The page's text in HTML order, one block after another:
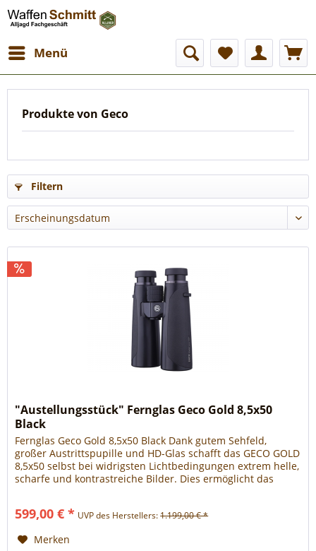
Menü
Produkte von Geco
Filtern
"Austellungsstück" Fernglas Geco Gold 8,5x50
Black
Fernglas Geco Gold 8,5x50 Black Dank gutem Sehfeld,
großer Austrittspupille und HD-Glas schafft das GECO GOLD
8,5x50 selbst bei widrigsten Lichtbedingungen extrem helle,
scharfe und kontrastreiche Bilder. Dies ermöglicht das
599,00 € * UVP des Herstellers:1.199,00 € *
Merken